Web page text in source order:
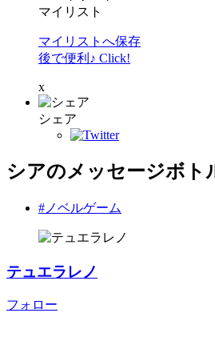
マイリスト
マイリストへ保存
後で便利♪ Click!
x
シェア
シアのメッセージボト
#ノベルゲーム
テュエラレノ
フォロー